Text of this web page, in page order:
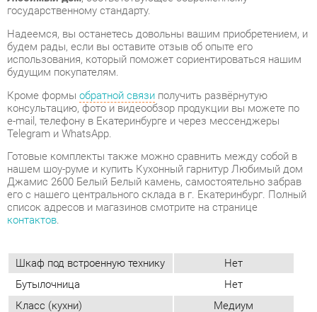
Кроме формыобратной связиполучить развёрнутую
консультацию, фото и видеообзор продукции вы можете по
e-mail, телефону в Екатеринбурге и через мессенджеры
Telegram и WhatsApp.
Готовые комплекты также можно сравнить между собой в
Джамис 2600 Белый Белый камень, самостоятельно забрав
его с нашего центрального склада в г. Екатеринбург. Полный
список адресов и магазинов смотрите на странице
контактов.
Шкаф под встроенную технику
Нет
Бутылочница
Нет
Класс (кухни)
Медиум
Материал
Стекло
Цвет
Белый/белый камень
Стиль интерьера
Современный